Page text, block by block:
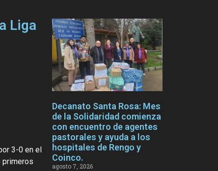
Liga
3-0 en el
primeros
Decanato Santa Rosa: Mes
de la Solidaridad comienza
con encuentro de agentes
pastorales y ayuda a los
hospitales de Rengo y
Coinco.
agosto 7, 2026